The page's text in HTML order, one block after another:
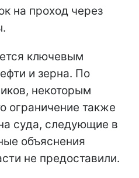
на проход через
ключевым
и зерна. По
некоторым
ограничение также
суда, следующие в
объяснения
не предоставили.